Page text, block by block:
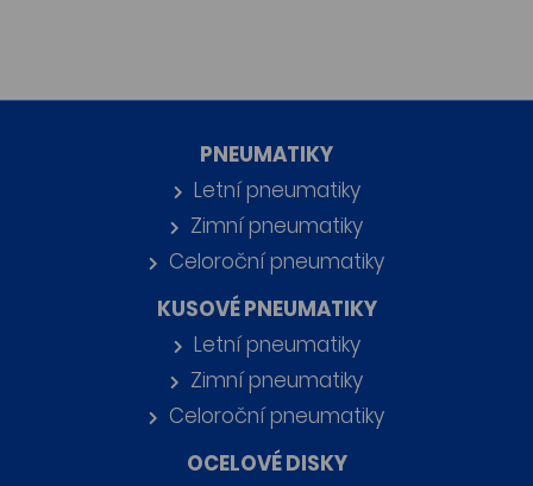
PNEUMATIKY
Letní pneumatiky
Zimní pneumatiky
Celoroční pneumatiky
KUSOVÉ PNEUMATIKY
Letní pneumatiky
Zimní pneumatiky
Celoroční pneumatiky
OCELOVÉ DISKY